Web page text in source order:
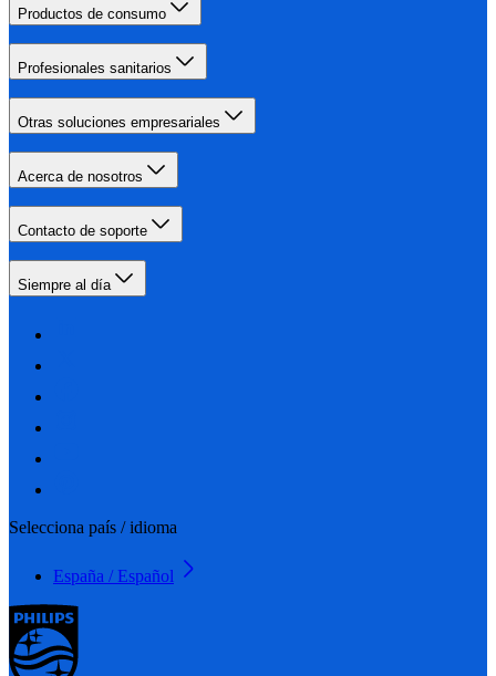
Productos de consumo
Profesionales sanitarios
Otras soluciones empresariales
Acerca de nosotros
Contacto de soporte
Siempre al día
Selecciona país / idioma
España / Español